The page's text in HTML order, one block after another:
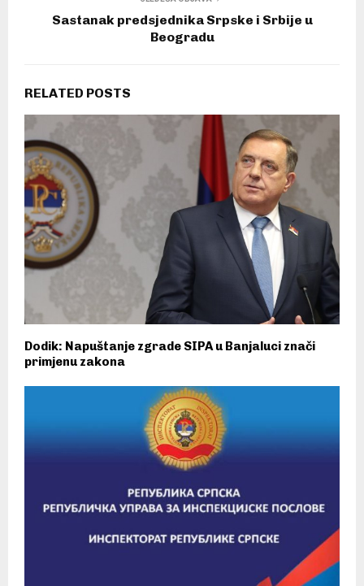
Sastanak predsjednika Srpske i Srbije u
Beogradu
RELATED POSTS
Dodik: Napuštanje zgrade SIPA u Banjaluci znači
primjenu zakona